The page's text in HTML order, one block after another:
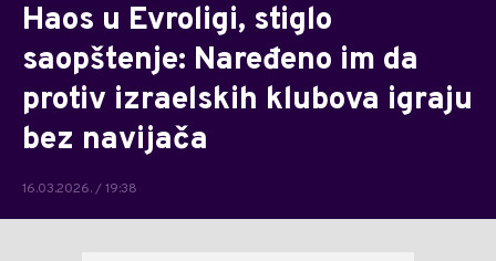
Haos u Evroligi, stiglo
saopštenje: Naređeno im da
protiv izraelskih klubova igraju
bez navijača
16.03.2026. / 19:38